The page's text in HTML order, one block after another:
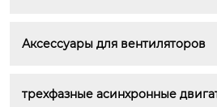
Аксессуары для вентиляторов
трехфазные асинхронные